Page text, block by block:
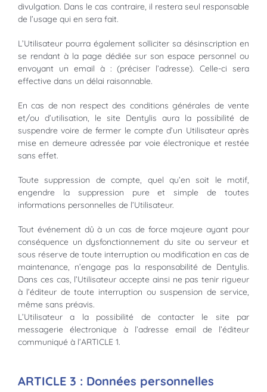
divulgation. Dans le cas contraire, il restera seul responsable
de l’usage qui en sera fait.
L’Utilisateur pourra également solliciter sa désinscription en
se rendant à la page dédiée sur son espace personnel ou
envoyant un email à : (préciser l’adresse). Celle-ci sera
effective dans un délai raisonnable.
En cas de non respect des conditions générales de vente
et/ou d’utilisation, le site Dentylis aura la possibilité de
suspendre voire de fermer le compte d’un Utilisateur après
mise en demeure adressée par voie électronique et restée
sans effet.
Toute suppression de compte, quel qu’en soit le motif,
engendre la suppression pure et simple de toutes
informations personnelles de l’Utilisateur.
Tout événement dû à un cas de force majeure ayant pour
conséquence un dysfonctionnement du site ou serveur et
sous réserve de toute interruption ou modification en cas de
maintenance, n’engage pas la responsabilité de Dentylis.
Dans ces cas, l’Utilisateur accepte ainsi ne pas tenir rigueur
à l’éditeur de toute interruption ou suspension de service,
même sans préavis.
L’Utilisateur a la possibilité de contacter le site par
messagerie électronique à l’adresse email de l’éditeur
communiqué à l’ARTICLE 1.
ARTICLE 3 : Données personnelles